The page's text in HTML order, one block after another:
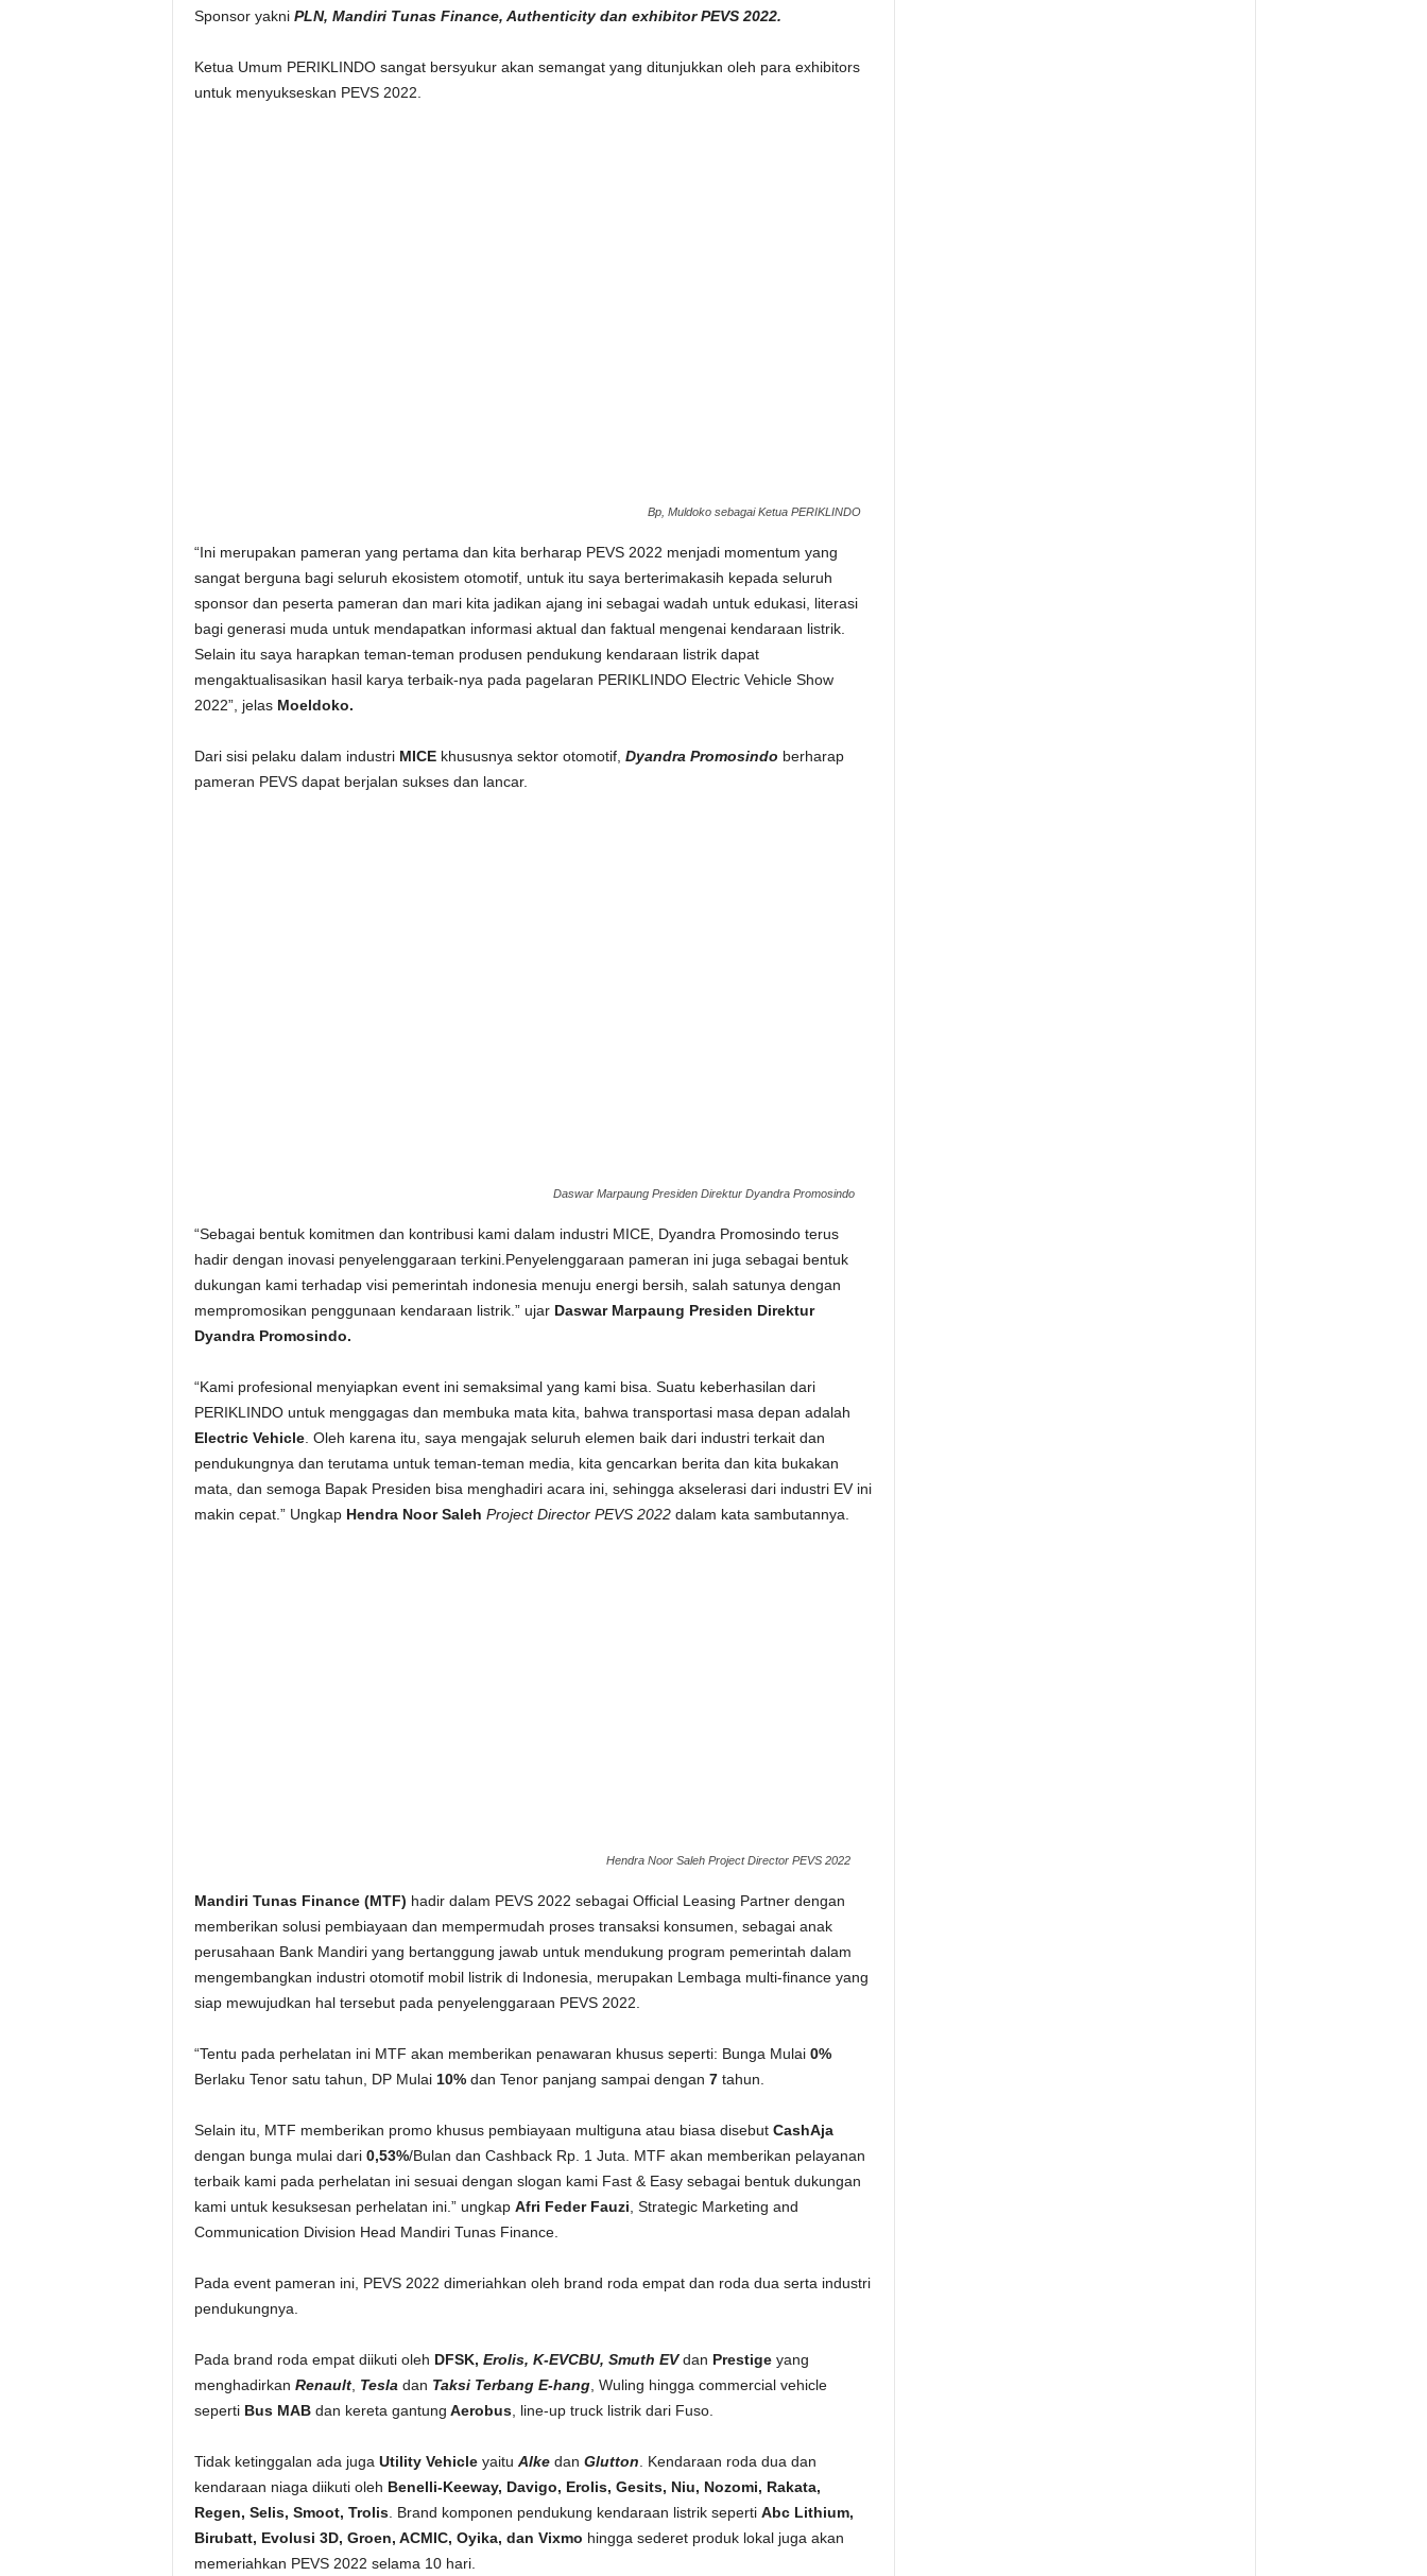
Sponsor yakni PLN, Mandiri Tunas Finance, Authenticity dan exhibitor PEVS 2022.
Ketua Umum PERIKLINDO sangat bersyukur akan semangat yang ditunjukkan oleh para exhibitors
untuk menyukseskan PEVS 2022.
Bp, Muldoko sebagai Ketua PERIKLINDO
“Ini merupakan pameran yang pertama dan kita berharap PEVS 2022 menjadi momentum yang
sangat berguna bagi seluruh ekosistem otomotif, untuk itu saya berterimakasih kepada seluruh
sponsor dan peserta pameran dan mari kita jadikan ajang ini sebagai wadah untuk edukasi, literasi
bagi generasi muda untuk mendapatkan informasi aktual dan faktual mengenai kendaraan listrik.
Selain itu saya harapkan teman-teman produsen pendukung kendaraan listrik dapat
mengaktualisasikan hasil karya terbaik-nya pada pagelaran PERIKLINDO Electric Vehicle Show
2022”, jelasMoeldoko.
Dari sisi pelaku dalam industri MICEkhususnya sektor otomotif, Dyandra Promosindo berharap
pameran PEVS dapat berjalan sukses dan lancar.
Daswar Marpaung Presiden Direktur Dyandra Promosindo
“Sebagai bentuk komitmen dan kontribusi kami dalam industri MICE, Dyandra Promosindo terus
hadir dengan inovasi penyelenggaraan terkini.Penyelenggaraan pameran ini juga sebagai bentuk
dukungan kami terhadap visi pemerintah indonesia menuju energi bersih, salah satunya dengan
mempromosikan penggunaan kendaraan listrik.” ujar Daswar Marpaung Presiden Direktur
Dyandra Promosindo.
“Kami profesional menyiapkan event ini semaksimal yang kami bisa. Suatu keberhasilan dari
PERIKLINDO untuk menggagas dan membuka mata kita, bahwa transportasi masa depan adalah
Electric Vehicle. Oleh karena itu, saya mengajak seluruh elemen baik dari industri terkait dan
pendukungnya dan terutama untuk teman-teman media, kita gencarkan berita dan kita bukakan
mata, dan semoga Bapak Presiden bisa menghadiri acara ini, sehingga akselerasi dari industri EV ini
makin cepat.” UngkapHendra Noor Saleh Project Director PEVS 2022dalam kata sambutannya.
Hendra Noor Saleh Project Director PEVS 2022
Mandiri Tunas Finance (MTF) hadir dalam PEVS 2022 sebagai Official Leasing Partner dengan
memberikan solusi pembiayaan dan mempermudah proses transaksi konsumen, sebagai anak
perusahaan Bank Mandiri yang bertanggung jawab untuk mendukung program pemerintah dalam
mengembangkan industri otomotif mobil listrik di Indonesia, merupakan Lembaga multi-finance yang
siap mewujudkan hal tersebut pada penyelenggaraan PEVS 2022.
“Tentu pada perhelatan ini MTF akan memberikan penawaran khusus seperti: Bunga Mulai 0%
Berlaku Tenor satu tahun, DP Mulai 10%dan Tenor panjang sampai dengan 7tahun.
Selain itu, MTF memberikan promo khusus pembiayaan multiguna atau biasa disebut CashAja
dengan bunga mulai dari 0,53%/Bulan dan Cashback Rp. 1 Juta. MTF akan memberikan pelayanan
terbaik kami pada perhelatan ini sesuai dengan slogan kami Fast & Easy sebagai bentuk dukungan
kami untuk kesuksesan perhelatan ini.” ungkap Afri Feder Fauzi , Strategic Marketing and
Communication Division Head Mandiri Tunas Finance.
Pada event pameran ini, PEVS 2022 dimeriahkan oleh brand roda empat dan roda dua serta industri
pendukungnya.
Pada brand roda empat diikuti oleh DFSK, Erolis, K-EVCBU, Smuth EVdan Prestigeyang
menghadirkan Renault, Tesla dan Taksi Terbang E-hang, Wuling hingga commercial vehicle
sepertiBus MABdan kereta gantung Aerobus, line-up truck listrik dari Fuso.
Tidak ketinggalan ada juga Utility Vehicleyaitu Alkedan Glutton . Kendaraan roda dua dan
kendaraan niaga diikuti oleh Benelli-Keeway, Davigo, Erolis, Gesits, Niu, Nozomi, Rakata,
Regen, Selis, Smoot, Trolis. Brand komponen pendukung kendaraan listrik seperti Abc Lithium,
Birubatt, Evolusi 3D, Groen, ACMIC, Oyika, dan Vixmo hingga sederet produk lokal juga akan
memeriahkan PEVS 2022 selama 10 hari.